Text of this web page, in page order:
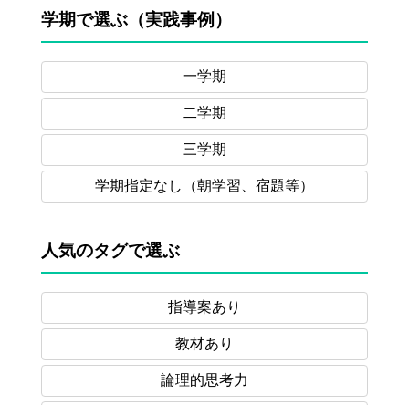
学期で選ぶ（実践事例）
一学期
二学期
三学期
学期指定なし （朝学習、宿題等）
人気のタグで選ぶ
指導案あり
教材あり
論理的思考力